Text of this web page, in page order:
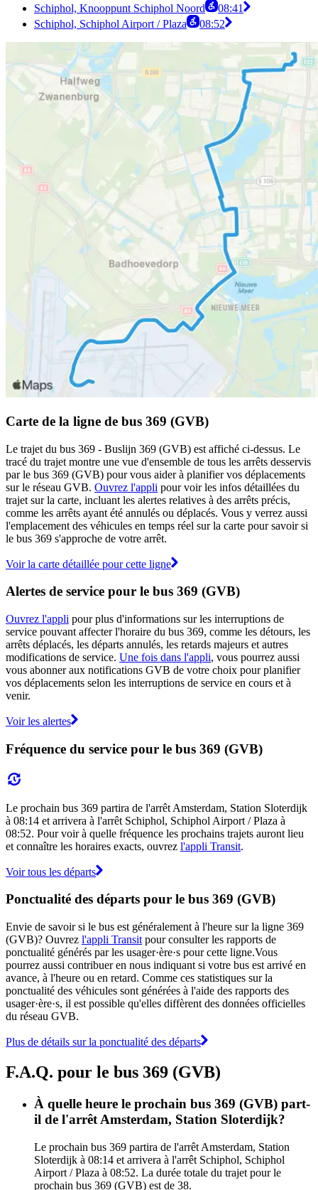
Schiphol, Knooppunt Schiphol Noord
08:41
Schiphol, Schiphol Airport / Plaza
08:52
Carte de la ligne de bus 369 (GVB)
Le trajet du bus 369 - Buslijn 369 (GVB) est affiché ci-dessus. Le
tracé du trajet montre une vue d'ensemble de tous les arrêts desservis
par le bus 369 (GVB) pour vous aider à planifier vos déplacements
sur le réseau GVB. Ouvrez l'appli pour voir les infos détaillées du
trajet sur la carte, incluant les alertes relatives à des arrêts précis,
comme les arrêts ayant été annulés ou déplacés. Vous y verrez aussi
l'emplacement des véhicules en temps réel sur la carte pour savoir si
le bus 369 s'approche de votre arrêt.
Voir la carte détaillée pour cette ligne
Alertes de service pour le bus 369 (GVB)
Ouvrez l'appli pour plus d'informations sur les interruptions de
service pouvant affecter l'horaire du bus 369, comme les détours, les
arrêts déplacés, les départs annulés, les retards majeurs et autres
modifications de service. Une fois dans l'appli, vous pourrez aussi
vous abonner aux notifications GVB de votre choix pour planifier
vos déplacements selon les interruptions de service en cours et à
venir.
Voir les alertes
Fréquence du service pour le bus 369 (GVB)
Le prochain bus 369 partira de l'arrêt Amsterdam, Station Sloterdijk
à 08:14 et arrivera à l'arrêt Schiphol, Schiphol Airport / Plaza à
08:52. Pour voir à quelle fréquence les prochains trajets auront lieu
et connaître les horaires exacts, ouvrez l'appli Transit.
Voir tous les départs
Ponctualité des départs pour le bus 369 (GVB)
Envie de savoir si le bus est généralement à l'heure sur la ligne 369
(GVB)? Ouvrez l'appli Transit pour consulter les rapports de
ponctualité générés par les usager·ère·s pour cette ligne.Vous
pourrez aussi contribuer en nous indiquant si votre bus est arrivé en
avance, à l'heure ou en retard. Comme ces statistiques sur la
ponctualité des véhicules sont générées à l'aide des rapports des
usager·ère·s, il est possible qu'elles diffèrent des données officielles
du réseau GVB.
Plus de détails sur la ponctualité des départs
F.A.Q. pour le bus 369 (GVB)
À quelle heure le prochain bus 369 (GVB) part-
il de l'arrêt Amsterdam, Station Sloterdijk?
Le prochain bus 369 partira de l'arrêt Amsterdam, Station
Sloterdijk à 08:14 et arrivera à l'arrêt Schiphol, Schiphol
Airport / Plaza à 08:52. La durée totale du trajet pour le
prochain bus 369 (GVB) est de 38.